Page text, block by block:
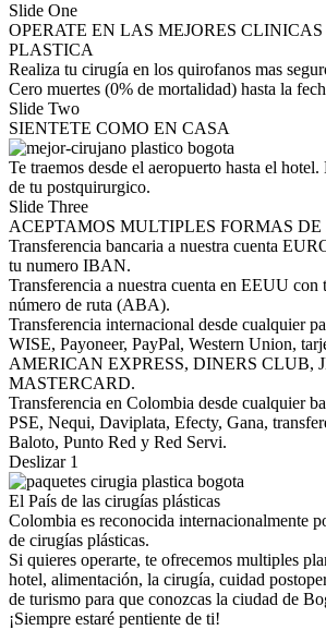
Slide One
OPERATE EN LAS MEJORES
PLASTICA
Realiza tu cirugía en los quirofanos mas
Cero muertes (0% de mortalidad) hasta la
Slide Two
SIENTETE COMO EN CASA
Te traemos desde el aeropuerto hasta el hotel.
de tu postquirurgico.
Slide Three
ACEPTAMOS MULTIPLES FORMAS DE
Transferencia bancaria a nuestra cuenta
tu numero IBAN.
Transferencia a nuestra cuenta en EEUU
número de ruta (ABA).
Transferencia internacional desde cualquier
WISE, Payoneer, PayPal, Western Union,
AMERICAN EXPRESS, DINERS CLUB,
MASTERCARD.
Transferencia en Colombia desde cualquier
PSE, Nequi, Daviplata, Efecty, Gana,
Baloto, Punto Red y Red Servi.
Deslizar 1
El País de las cirugías plásticas
Colombia es reconocida internacionalmente
de cirugías plásticas.
Si quieres operarte, te ofrecemos multiples
hotel, alimentación, la cirugía, cuidad
de turismo para que conozcas la ciudad de
¡Siempre estaré pentiente de ti!